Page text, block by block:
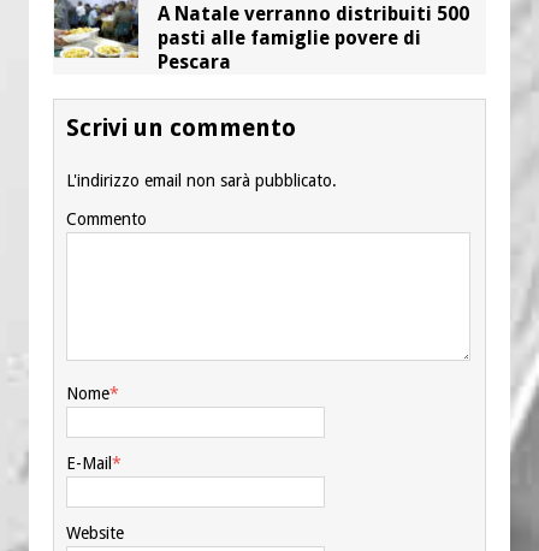
A Natale verranno distribuiti 500
pasti alle famiglie povere di
Pescara
Scrivi un commento
L'indirizzo email non sarà pubblicato.
Commento
Nome*
E-Mail*
Website